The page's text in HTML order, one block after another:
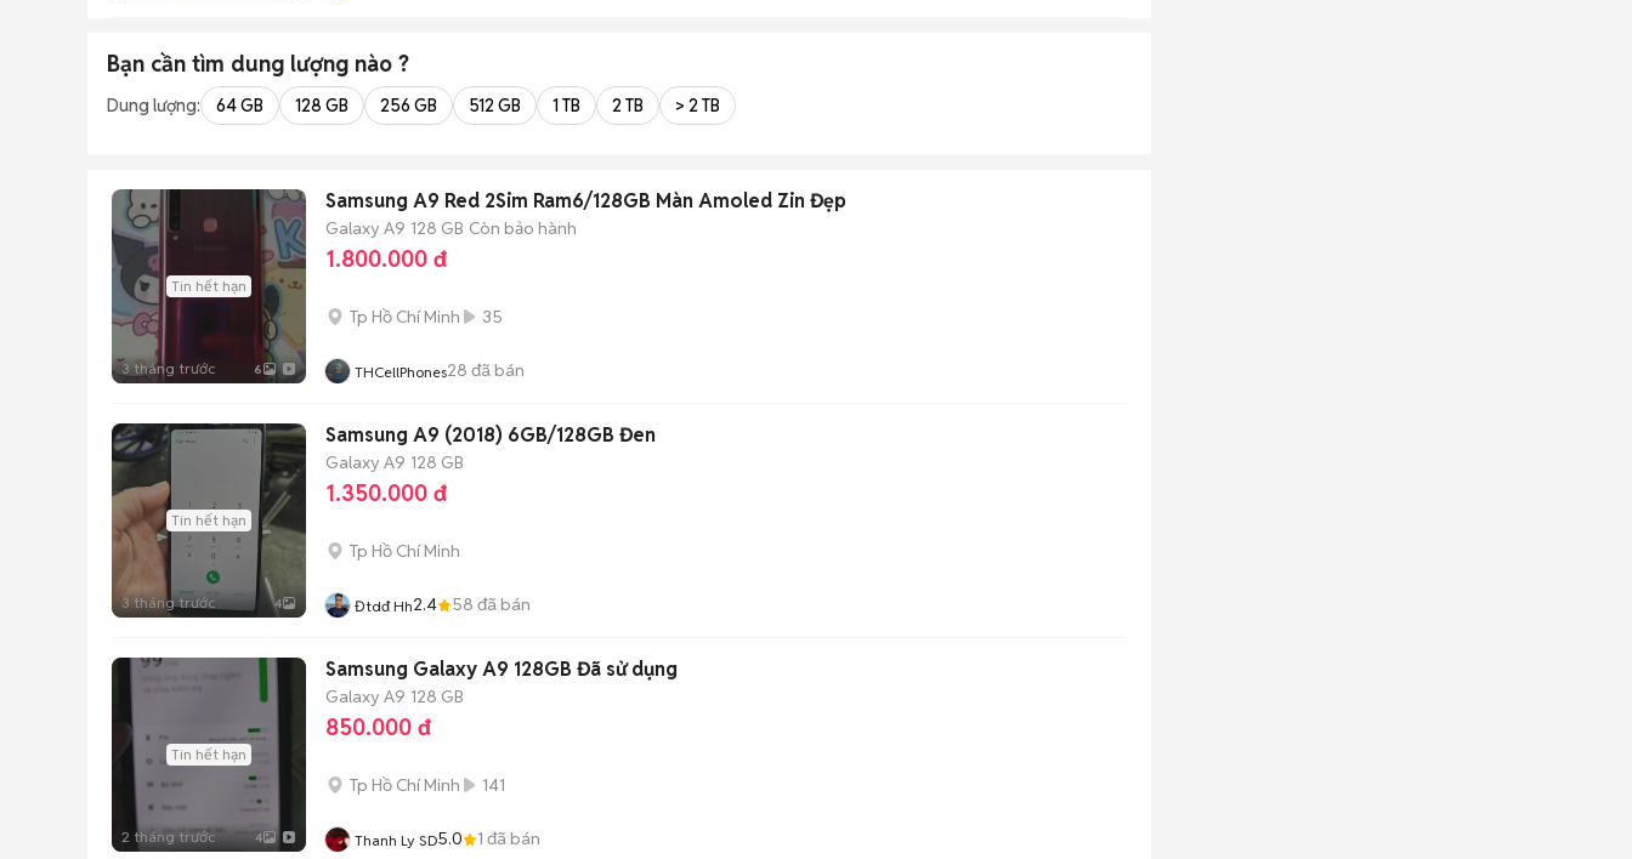
Bạn cần tìm dung lượng nào ?
Dung lượng: 64 GB 128 GB 256 GB 512 GB 1 TB 2 TB > 2 TB
Tin hết hạn
3 tháng trước 6
Samsung A9 Red 2Sim Ram6/128GB Màn Amoled Zin Đẹp
Galaxy A9 128 GB Còn bảo hành
1.800.000 đ
Tp Hồ Chí Minh 35
THCellPhones28 đã bán
Tin hết hạn
3 tháng trước 4
Samsung A9 (2018) 6GB/128GB Đen
Galaxy A9 128 GB
1.350.000 đ
Tp Hồ Chí Minh
Đtdđ Hh2.4 58 đã bán
Tin hết hạn
2 tháng trước 4
Samsung Galaxy A9 128GB Đã sử dụng
Galaxy A9 128 GB
850.000 đ
Tp Hồ Chí Minh 141
Thanh Ly SD5.0 1 đã bán